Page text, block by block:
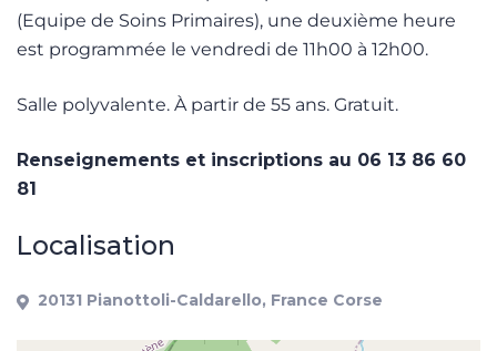
(Equipe de Soins Primaires), une deuxième heure
est programmée le vendredi de 11h00 à 12h00.
Salle polyvalente. À partir de 55 ans. Gratuit.
Renseignements et inscriptions au 06 13 86 60
81
Localisation
20131 Pianottoli-Caldarello, France Corse